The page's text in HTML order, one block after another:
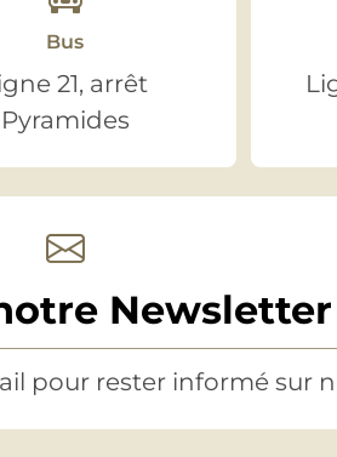
Bus
21, arrêt
Pyramides
Newsletter
pour rester informé sur